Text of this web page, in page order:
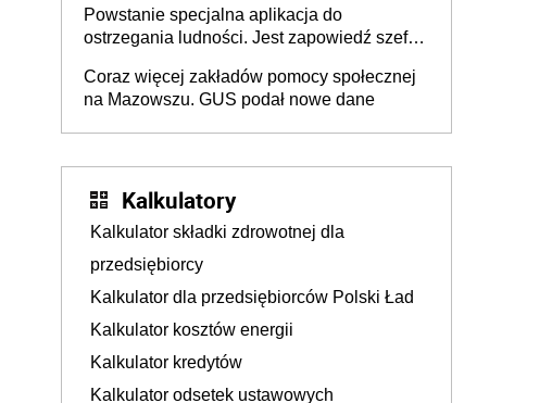
Powstanie specjalna aplikacja do
ostrzegania ludności. Jest zapowiedź szefa
Coraz więcej zakładów pomocy społecznej
na Mazowszu. GUS podał nowe dane
Kalkulatory
Kalkulator składki zdrowotnej dla
przedsiębiorcy
Kalkulator dla przedsiębiorców Polski Ład
Kalkulator kosztów energii
Kalkulator kredytów
Kalkulator odsetek ustawowych